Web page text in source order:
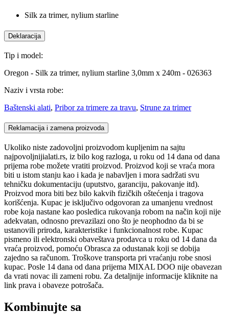
Silk za trimer, nylium starline
Deklaracija
Tip i model:
Oregon - Silk za trimer, nylium starline 3,0mm x 240m - 026363
Naziv i vrsta robe:
Baštenski alati, Pribor za trimere za travu, Strune za trimer
Reklamacija i zamena proizvoda
Ukoliko niste zadovoljni proizvodom kupljenim na sajtu
najpovoljnijialati.rs, iz bilo kog razloga, u roku od 14 dana od dana
prijema robe možete vratiti proizvod. Proizvod koji se vraća mora
biti u istom stanju kao i kada je nabavljen i mora sadržati svu
tehničku dokumentaciju (uputstvo, garanciju, pakovanje itd).
Proizvod mora biti bez bilo kakvih fizičkih oštećenja i tragova
korišćenja. Kupac je isključivo odgovoran za umanjenu vrednost
robe koja nastane kao posledica rukovanja robom na način koji nije
adekvatan, odnosno prevazilazi ono što je neophodno da bi se
ustanovili priroda, karakteristike i funkcionalnost robe. Kupac
pismeno ili elektronski obaveštava prodavca u roku od 14 dana da
vraća proizvod, pomoću Obrasca za odustanak koji se dobija
zajedno sa računom. Troškove transporta pri vraćanju robe snosi
kupac. Posle 14 dana od dana prijema MIXAL DOO nije obavezan
da vrati novac ili zameni robu. Za detaljnije informacije kliknite na
link prava i obaveze potrošača.
Kombinujte sa